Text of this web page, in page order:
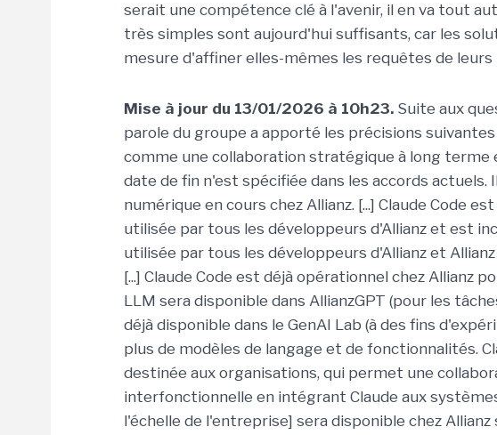
serait une compétence clé à l'avenir, il en va tout
très simples sont aujourd'hui suffisants, car les
mesure d'affiner elles-mêmes les requêtes de leurs
Mise à jour du 13/01/2026 à 10h23. Suite aux
parole du groupe a apporté les précisions
comme une collaboration stratégique à long terme
date de fin n'est spécifiée dans les accords
numérique en cours chez Allianz. [...] Claude Code
utilisée par tous les développeurs d'Allianz et est
utilisée par tous les développeurs d'Allianz et
[...] Claude Code est déjà opérationnel chez Allianz
LLM sera disponible dans AllianzGPT (pour les
déjà disponible dans le GenAI Lab (à des fins
plus de modèles de langage et de fonctionnalités.
destinée aux organisations, qui permet une
interfonctionnelle en intégrant Claude aux
l'échelle de l'entreprise] sera disponible chez